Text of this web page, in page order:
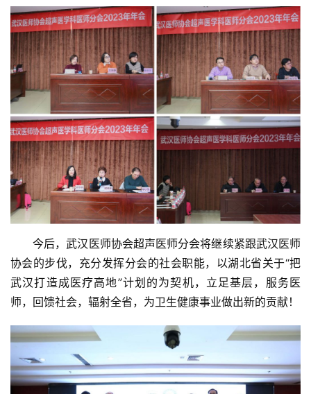
医
师
风
采
健
康
科
普
通
知
联
系
协
会
登录 注册
今后，武汉医师协会超声医师分会将继续紧跟武汉医师
协会的步伐，充分发挥分会的社会职能，以湖北省关于“把
武汉打造成医疗高地”计划的为契机，立足基层，服务医
师，回馈社会，辐射全省，为卫生健康事业做出新的贡献！